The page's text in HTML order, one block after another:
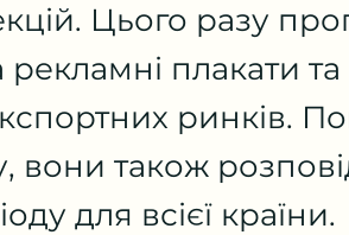
Цього разу
плакати
ринків.
вони також
для всієї країни.